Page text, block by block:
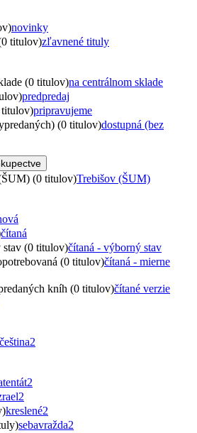
novinky
titulov)zľavnené tituly
(0 titulov)na centrálnom sklade
predpredaj
titulov)pripravujeme
(0 titulov)dostupná (bez
(0 titulov)Trebišov (ŠUM)
čítaná
stav (0 titulov)čítaná - výborný stav
(0 titulov)čítaná - mierne
kníh (0 titulov)čítané verzie
čeština2
2
2
kreslené2
sebavražda2